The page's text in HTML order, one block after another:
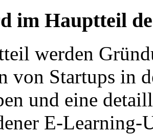
im Hauptteil
werden
von Startups in
und eine
E-Learning-